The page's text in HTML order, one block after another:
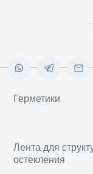
Герметики
Лента для
остекления